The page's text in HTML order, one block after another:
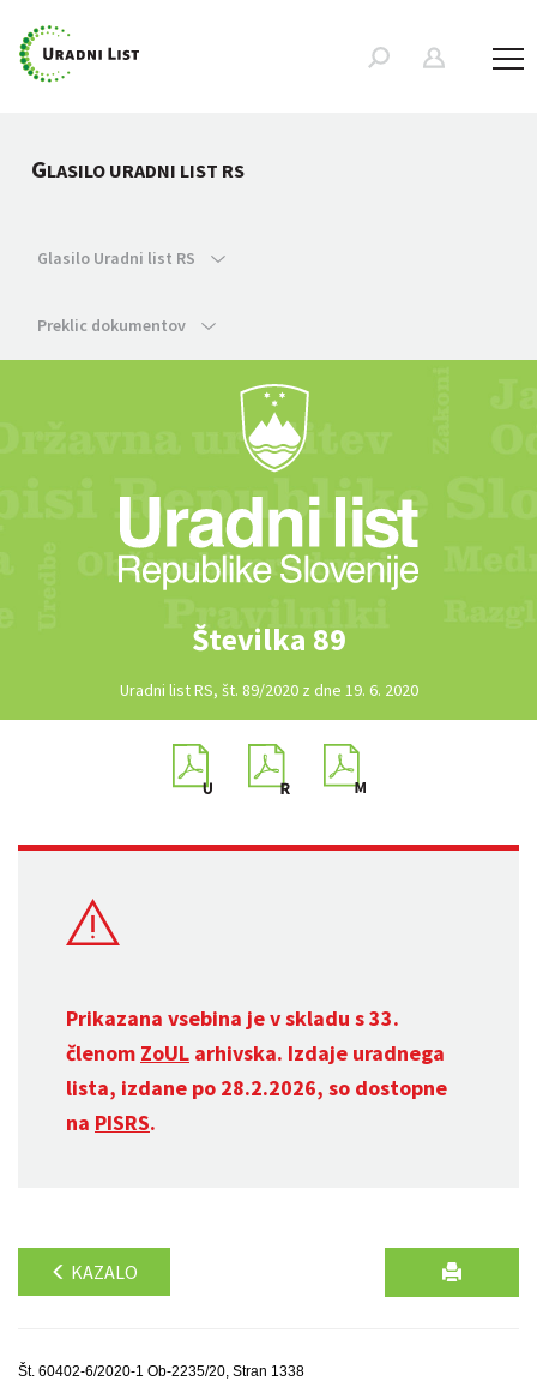
GLASILO URADNI LIST RS
Glasilo Uradni list RS
Preklic dokumentov
Številka 89
Uradni list RS, št. 89/2020 z dne 19. 6. 2020
Prikazana vsebina je v skladu s 33.
členom ZoUL arhivska. Izdaje uradnega
lista, izdane po 28.2.2026, so dostopne
na PISRS.
KAZALO
Št. 60402-6/2020-1 Ob-2235/20, Stran 1338